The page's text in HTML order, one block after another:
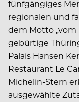
fünfgängiges
regionalen und
dem Motto „vom
gebürtige
Palais Hansen
Restaurant Le
Michelin-Stern
ausgewählte